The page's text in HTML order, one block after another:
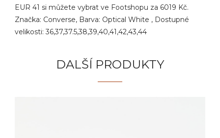
EUR 41 si můžete vybrat ve Footshopu za 6019 Kč.
Značka: Converse, Barva: Optical White , Dostupné
velikosti: 36,37,37.5,38,39,40,41,42,43,44
DALŠÍ PRODUKTY